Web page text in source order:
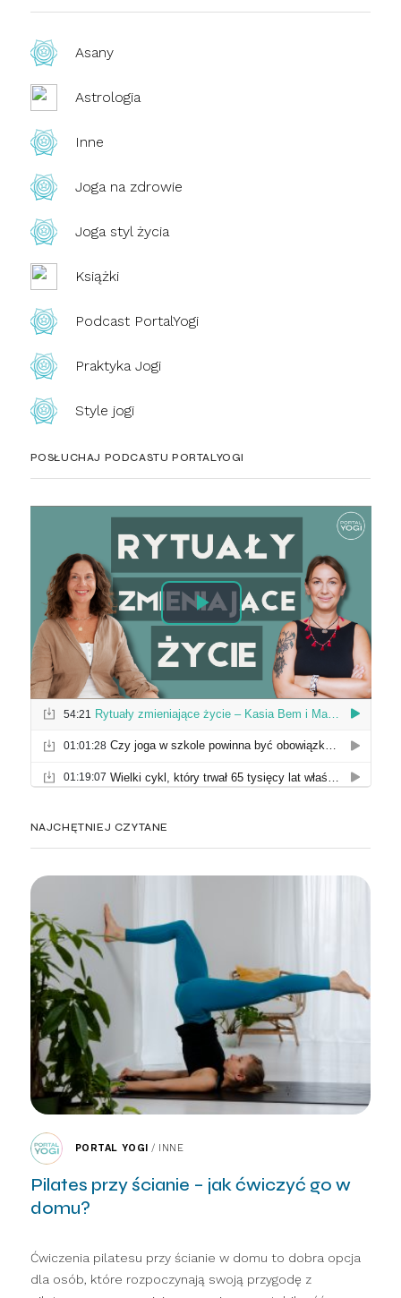
Asany
Astrologia
Inne
Joga na zdrowie
Joga styl życia
Książki
Podcast PortalYogi
Praktyka Jogi
Style jogi
POSŁUCHAJ PODCASTU PORTALYOGI
NAJCHĘTNIEJ CZYTANE
PORTAL YOGI / INNE
Pilates przy ścianie – jak ćwiczyć go w
domu?
Ćwiczenia pilatesu przy ścianie w domu to dobra opcja
dla osób, które rozpoczynają swoją przygodę z